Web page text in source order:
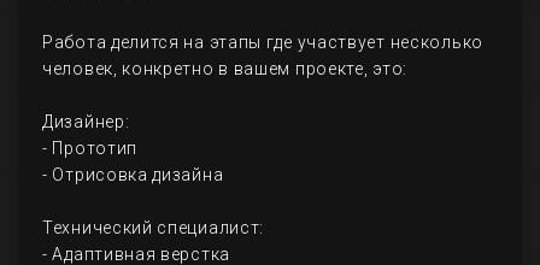
Работа делится на этапы где участвует несколько
человек, конкретно в вашем проекте, это:
Дизайнер:
- Прототип
- Отрисовка дизайна
Технический специалист:
- Адаптивная верстка